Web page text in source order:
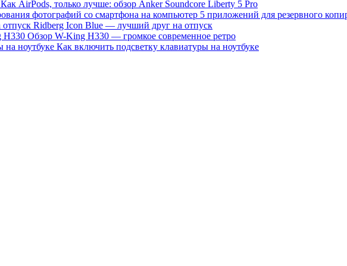
Как AirPods, только лучше: обзор Anker Soundcore Liberty 5 Pro
5 приложений для резервного
Ridberg Icon Blue — лучший друг на отпуск
Обзор W-King H330 — громкое современное ретро
Как включить подсветку клавиатуры на ноутбуке